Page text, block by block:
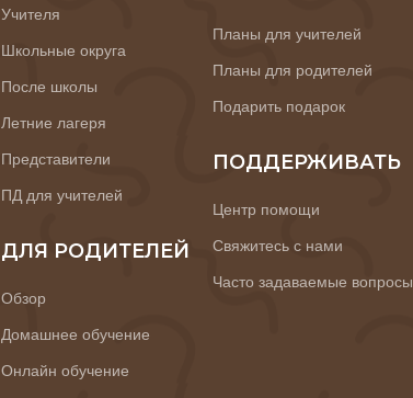
Учителя
Школьные округа
После школы
Летние лагеря
Представители
ПД для учителей
ДЛЯ РОДИТЕЛЕЙ
Обзор
Домашнее обучение
Онлайн обучение
Планы для учителей
Планы для родителей
Подарить подарок
ПОДДЕРЖИВАТЬ
Центр помощи
Свяжитесь с нами
Часто задаваемые вопросы